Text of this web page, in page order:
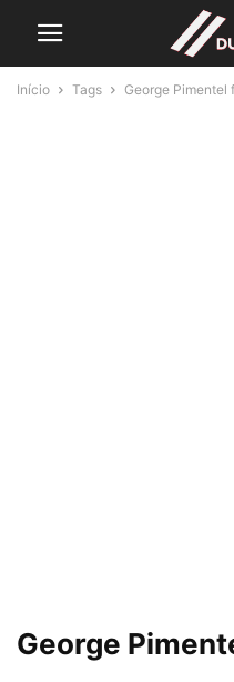
Início Tags George Pimentel
George